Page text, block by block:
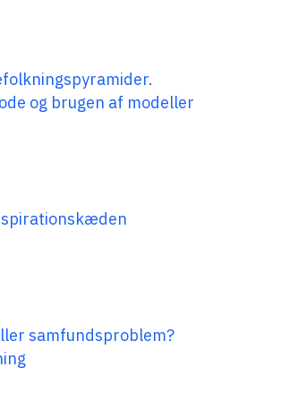
og brugen af modeller
samfundsproblem?